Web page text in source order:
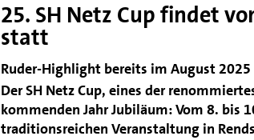
25. SH Netz Cup findet
statt
Ruder-Highlight bereits im August 2025
Der SH Netz Cup, eines der
kommenden Jahr Jubiläum: Vom 8. bis
traditionsreichen Veranstaltung in